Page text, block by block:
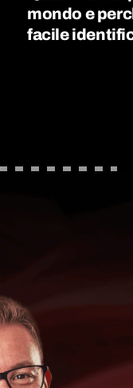
mondo e
facile